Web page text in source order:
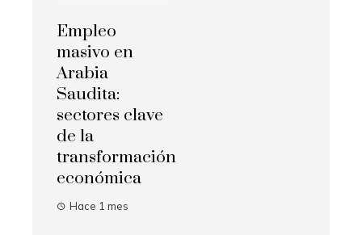
Empleo
masivo en
Arabia
Saudita:
sectores clave
de la
transformación
económica
Hace 1 mes